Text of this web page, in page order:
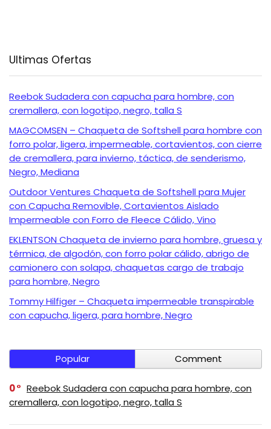
Ultimas Ofertas
Reebok Sudadera con capucha para hombre, con
cremallera, con logotipo, negro, talla S
MAGCOMSEN – Chaqueta de Softshell para hombre con
forro polar, ligera, impermeable, cortavientos, con cierre
de cremallera, para invierno, táctica, de senderismo,
Negro, Mediana
Outdoor Ventures Chaqueta de Softshell para Mujer
con Capucha Removible, Cortavientos Aislado
Impermeable con Forro de Fleece Cálido, Vino
EKLENTSON Chaqueta de invierno para hombre, gruesa y
térmica, de algodón, con forro polar cálido, abrigo de
camionero con solapa, chaquetas cargo de trabajo
para hombre, Negro
Tommy Hilfiger – Chaqueta impermeable transpirable
con capucha, ligera, para hombre, Negro
Popular Comment
0
Reebok Sudadera con capucha para hombre, con
cremallera, con logotipo, negro, talla S